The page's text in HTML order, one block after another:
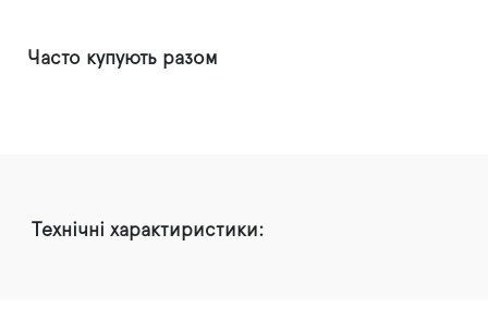
Часто купують разом
Технічні характиристики: